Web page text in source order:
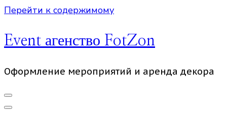
Перейти к содержимому
Event агенство FotZon
Оформление мероприятий и аренда декора